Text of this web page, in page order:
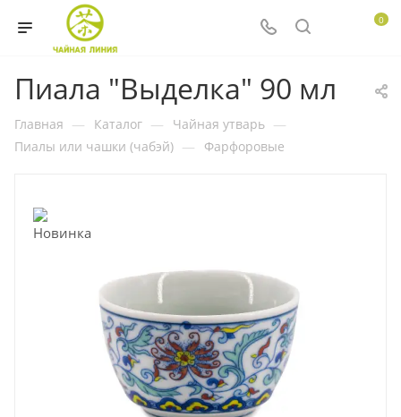
0
Пиала "Выделка" 90 мл
Главная — Каталог — Чайная утварь —
Пиалы или чашки (чабэй) — Фарфоровые